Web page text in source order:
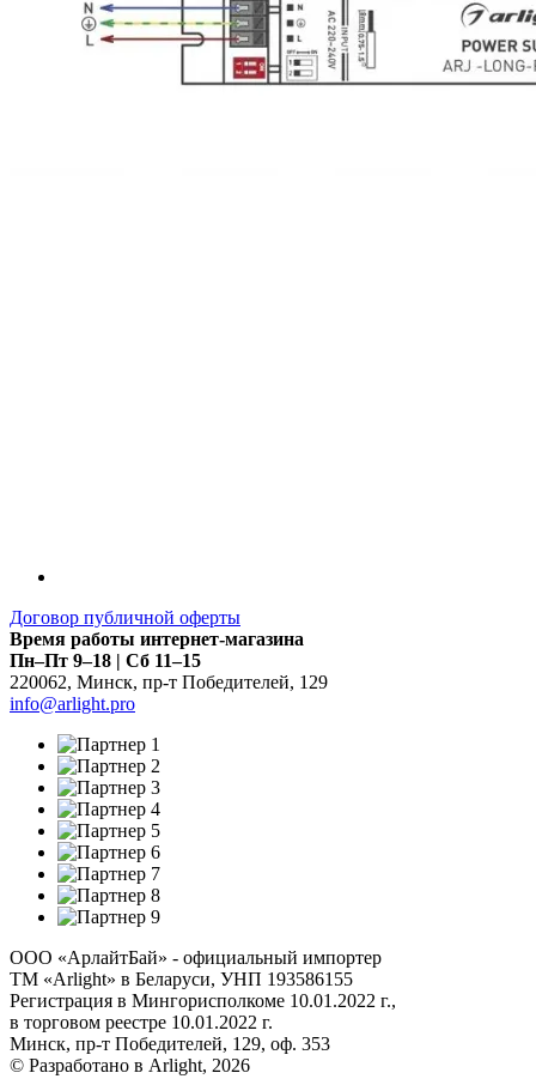
Договор публичной оферты
Время работы интернет-магазина
Пн–Пт 9–18 | Сб 11–15
220062, Минск, пр-т Победителей, 129
info@arlight.pro
ООО «АрлайтБай» - официальный импортер
ТМ «Arlight» в Беларуси, УНП 193586155
Регистрация в Мингорисполкоме 10.01.2022 г.,
в торговом реестре 10.01.2022 г.
Минск, пр-т Победителей, 129, оф. 353
© Разработано в Arlight, 2026